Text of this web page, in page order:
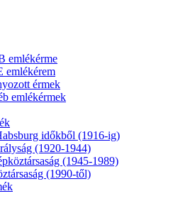
emlékérme
emlékérem
érmek
emlékérmek
időkből (1916-ig)
(1920-1944)
(1945-1989)
(1990-től)